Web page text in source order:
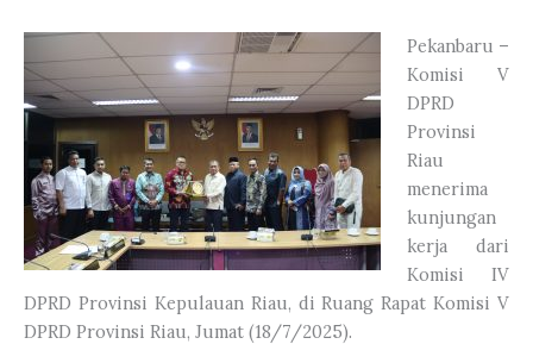
Pekanbaru –
Komisi V
DPRD
Provinsi
Riau
menerima
kunjungan
kerja dari
Komisi IV
DPRD Provinsi Kepulauan Riau, di Ruang Rapat Komisi V
DPRD Provinsi Riau, Jumat (18/7/2025).